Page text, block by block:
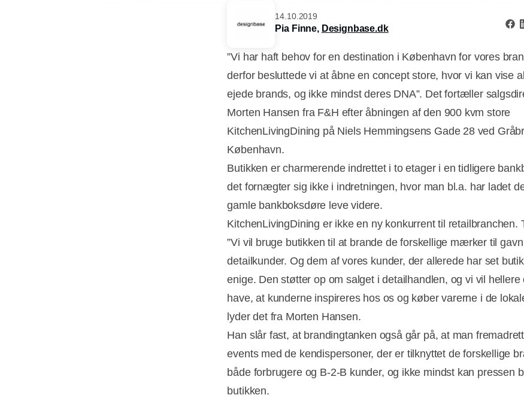
14.10.2019
Pia Finne, Designbase.dk
”Vi har haft behov for en destination i København for vores
derfor besluttede vi at åbne en concept store, hvor vi kan vise
ejede brands, og ikke mindst deres DNA”. Det fortæller
Morten Hansen fra F&H efter åbningen af den 900 kvm store
KitchenLivingDining på Niels Hemmingsens Gade 28 ved
København.
Butikken er charmerende indrettet i to etager i en tidligere
det fornægter sig ikke i indretningen, hvor man bl.a. har ladet
gamle bankboksdøre leve videre.
KitchenLivingDining er ikke en ny konkurrent til retailbranchen.
”Vi vil bruge butikken til at brande de forskellige mærker til
detailkunder. Og dem af vores kunder, der allerede har set
enige. Den støtter op om salget i detailhandlen, og vi vil hellere
have, at kunderne inspireres hos os og køber varerne i de
lyder det fra Morten Hansen.
Han slår fast, at brandingtanken også går på, at man
events med de kendispersoner, der er tilknyttet de forskellige
både forbrugere og B-2-B kunder, og ikke mindst kan pressen
butikken.